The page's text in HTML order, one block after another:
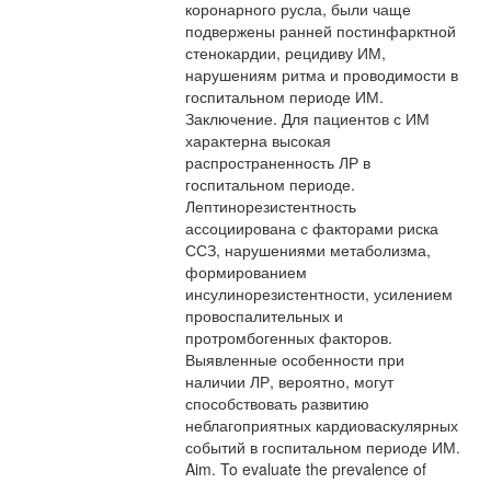
коронарного русла, были чаще
подвержены ранней постинфарктной
стенокардии, рецидиву ИМ,
нарушениям ритма и проводимости в
госпитальном периоде ИМ.
Заключение. Для пациентов с ИМ
характерна высокая
распространенность ЛР в
госпитальном периоде.
Лептинорезистентность
ассоциирована с факторами риска
ССЗ, нарушениями метаболизма,
формированием
инсулинорезистентности, усилением
провоспалительных и
протромбогенных факторов.
Выявленные особенности при
наличии ЛР, вероятно, могут
способствовать развитию
неблагоприятных кардиоваскулярных
событий в госпитальном периоде ИМ.
Aim. To evaluate the prevalence of